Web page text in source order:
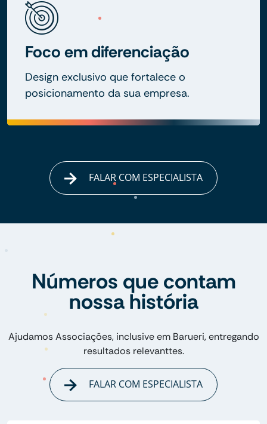
Foco em diferenciação
Design exclusivo que fortalece o
posicionamento da sua empresa.
FALAR COM ESPECIALISTA
Números que contam
nossa história
Ajudamos Associações, inclusive em Barueri, entregando
resultados relevanttes.
FALAR COM ESPECIALISTA